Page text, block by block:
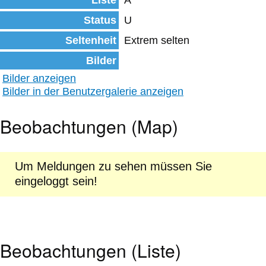
Status
U
Seltenheit
Extrem selten
Bilder
Bilder anzeigen
Bilder in der Benutzergalerie anzeigen
Beobachtungen (Map)
Um Meldungen zu sehen müssen Sie
eingeloggt sein!
Beobachtungen (Liste)